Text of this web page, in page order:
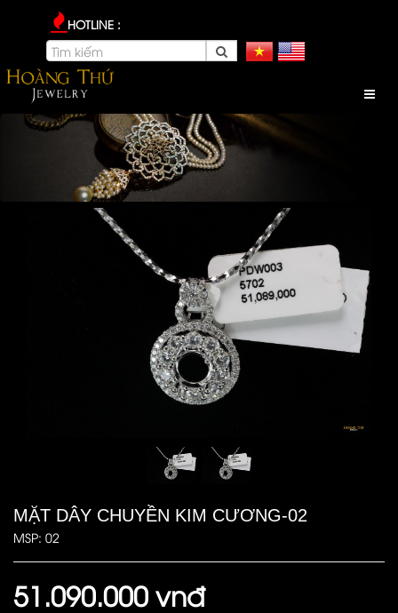
HOTLINE :
MẶT DÂY CHUYỀN KIM CƯƠNG-02
MSP: 02
51.090.000 vnđ